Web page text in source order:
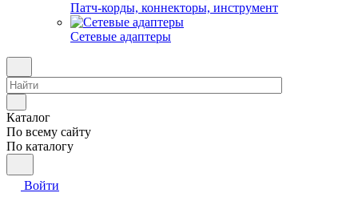
Патч-корды, коннекторы, инструмент
Сетевые адаптеры
Каталог
По всему сайту
По каталогу
Войти